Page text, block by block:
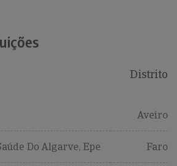
Distrito
Aveiro
Do Algarve, Epe Faro